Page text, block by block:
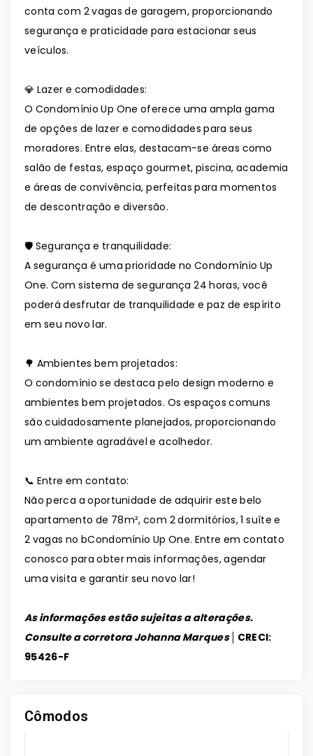
conta com 2 vagas de garagem, proporcionando
segurança e praticidade para estacionar seus
veículos.
💎 Lazer e comodidades:
O Condomínio Up One oferece uma ampla gama
de opções de lazer e comodidades para seus
moradores. Entre elas, destacam-se áreas como
salão de festas, espaço gourmet, piscina, academia
e áreas de convivência, perfeitas para momentos
de descontração e diversão.
🛡️ Segurança e tranquilidade:
A segurança é uma prioridade no Condomínio Up
One. Com sistema de segurança 24 horas, você
poderá desfrutar de tranquilidade e paz de espírito
em seu novo lar.
🌳 Ambientes bem projetados:
O condomínio se destaca pelo design moderno e
ambientes bem projetados. Os espaços comuns
são cuidadosamente planejados, proporcionando
um ambiente agradável e acolhedor.
📞 Entre em contato:
Não perca a oportunidade de adquirir este belo
apartamento de 78m², com 2 dormitórios, 1 suíte e
2 vagas no bCondomínio Up One. Entre em contato
conosco para obter mais informações, agendar
uma visita e garantir seu novo lar!
As informações estão sujeitas a alterações.
Consulte a corretora Johanna Marques │ CRECI:
95426-F
Cômodos